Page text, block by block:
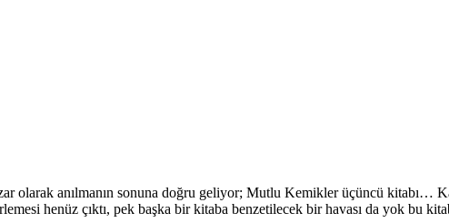
olarak anılmanın sonuna doğru geliyor; Mutlu Kemikler üçüncü kitabı…
henüz çıktı, pek başka bir kitaba benzetilecek bir havası da yok bu